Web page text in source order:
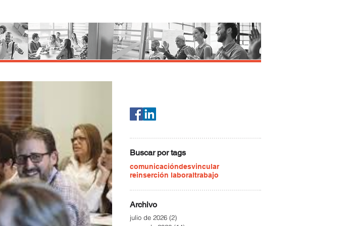
Buscar por tags
comunicacióndesvincular
reinserción laboraltrabajo
Archivo
julio de 2026 (2)